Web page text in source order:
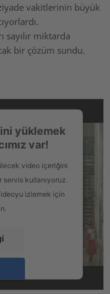
vakitlerinin büyük
sayılır miktarda
bir çözüm sundu.
yüklemek
var!
video içeriğini
kullanıyoruz.
izlemek için
Platform